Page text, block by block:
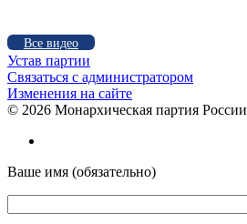
Все видео
Устав партии
Связаться с администратором
Изменения на сайте
© 2026 Монархическая партия России
Ваше имя (обязательно)